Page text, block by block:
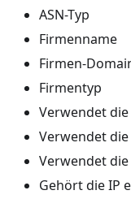
ASN-Typ
Firmenname
Firmen-
Firmentyp
Verwendet die
Verwendet
Verwendet die
Gehört die IP